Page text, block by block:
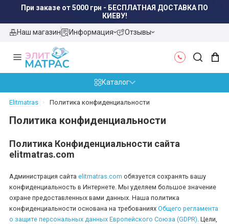
При заказе от 5000 грн - БЕСПЛАТНАЯ ДОСТАВКА ПО
КИЕВУ!
Наш магазин
Информация Отзывы
Каталог
Elitmatras Политика конфиденциальности
Политика конфиденциальности
Политика Конфиденциальности сайта
elitmatras.com
Администрация сайта elitmatras.com обязуется сохранять вашу
конфиденциальность в Интернете. Мы уделяем большое значение
охране предоставленных вами данных. Наша политика
конфиденциальности основана на требованиях Общего регламента
о защите персональных данных Европейского Союза (GDPR) . Цели,